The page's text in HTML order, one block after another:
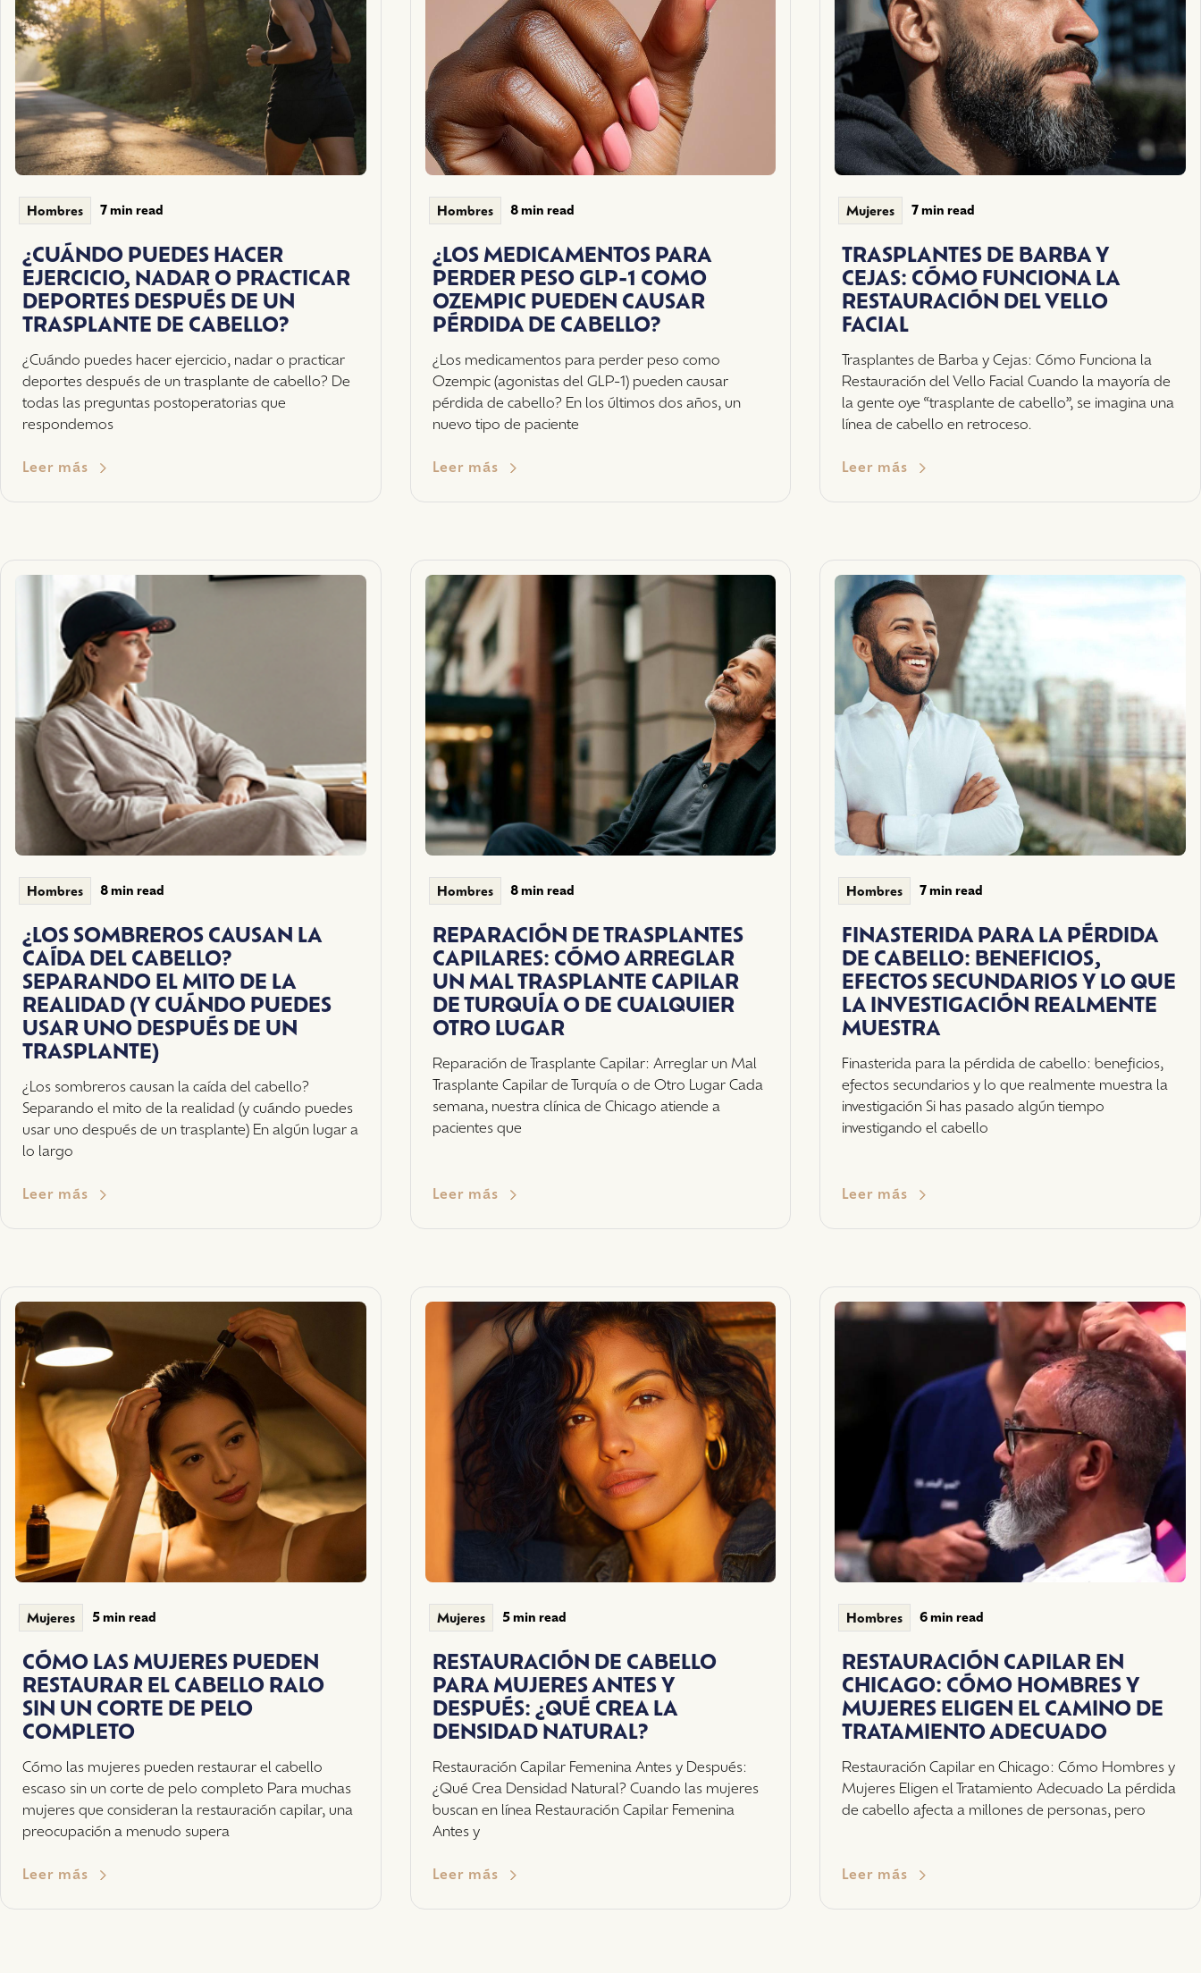
Hombres 7 min read
¿CUÁNDO PUEDES HACER
EJERCICIO, NADAR O PRACTICAR
DEPORTES DESPUÉS DE UN
TRASPLANTE DE CABELLO?
¿Cuándo puedes hacer ejercicio, nadar o practicar
deportes después de un trasplante de cabello? De
todas las preguntas postoperatorias que
respondemos
Leer más
Hombres 8 min read
¿LOS MEDICAMENTOS PARA
PERDER PESO GLP-1 COMO
OZEMPIC PUEDEN CAUSAR
PÉRDIDA DE CABELLO?
¿Los medicamentos para perder peso como
Ozempic (agonistas del GLP-1) pueden causar
pérdida de cabello? En los últimos dos años, un
nuevo tipo de paciente
Leer más
Mujeres 7 min read
TRASPLANTES DE BARBA Y
CEJAS: CÓMO FUNCIONA LA
RESTAURACIÓN DEL VELLO
FACIAL
Trasplantes de Barba y Cejas: Cómo Funciona la
Restauración del Vello Facial Cuando la mayoría de
la gente oye “trasplante de cabello”, se imagina una
línea de cabello en retroceso.
Leer más
Hombres 8 min read
¿LOS SOMBREROS CAUSAN LA
CAÍDA DEL CABELLO?
SEPARANDO EL MITO DE LA
REALIDAD (Y CUÁNDO PUEDES
USAR UNO DESPUÉS DE UN
TRASPLANTE)
¿Los sombreros causan la caída del cabello?
Separando el mito de la realidad (y cuándo puedes
usar uno después de un trasplante) En algún lugar a
lo largo
Leer más
Hombres 8 min read
REPARACIÓN DE TRASPLANTES
CAPILARES: CÓMO ARREGLAR
UN MAL TRASPLANTE CAPILAR
DE TURQUÍA O DE CUALQUIER
OTRO LUGAR
Reparación de Trasplante Capilar: Arreglar un Mal
Trasplante Capilar de Turquía o de Otro Lugar Cada
semana, nuestra clínica de Chicago atiende a
pacientes que
Leer más
Hombres 7 min read
FINASTERIDA PARA LA PÉRDIDA
DE CABELLO: BENEFICIOS,
EFECTOS SECUNDARIOS Y LO QUE
LA INVESTIGACIÓN REALMENTE
MUESTRA
Finasterida para la pérdida de cabello: beneficios,
efectos secundarios y lo que realmente muestra la
investigación Si has pasado algún tiempo
investigando el cabello
Leer más
Mujeres 5 min read
CÓMO LAS MUJERES PUEDEN
RESTAURAR EL CABELLO RALO
SIN UN CORTE DE PELO
COMPLETO
Cómo las mujeres pueden restaurar el cabello
escaso sin un corte de pelo completo Para muchas
mujeres que consideran la restauración capilar, una
preocupación a menudo supera
Leer más
Mujeres 5 min read
RESTAURACIÓN DE CABELLO
PARA MUJERES ANTES Y
DESPUÉS: ¿QUÉ CREA LA
DENSIDAD NATURAL?
Restauración Capilar Femenina Antes y Después:
¿Qué Crea Densidad Natural? Cuando las mujeres
buscan en línea Restauración Capilar Femenina
Antes y
Leer más
Hombres 6 min read
RESTAURACIÓN CAPILAR EN
CHICAGO: CÓMO HOMBRES Y
MUJERES ELIGEN EL CAMINO DE
TRATAMIENTO ADECUADO
Restauración Capilar en Chicago: Cómo Hombres y
Mujeres Eligen el Tratamiento Adecuado La pérdida
de cabello afecta a millones de personas, pero
Leer más